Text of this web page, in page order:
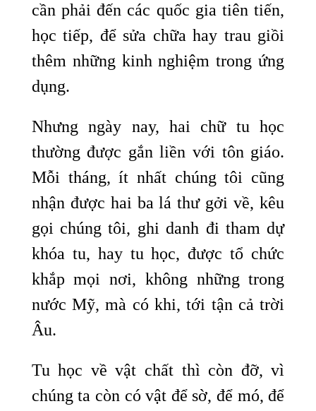
cần phải đến các quốc gia tiên tiến,
học tiếp, để sửa chữa hay trau giồi
thêm những kinh nghiệm trong ứng
dụng.
Nhưng ngày nay, hai chữ tu học
thường được gắn liền với tôn giáo.
Mỗi tháng, ít nhất chúng tôi cũng
nhận được hai ba lá thư gởi về, kêu
gọi chúng tôi, ghi danh đi tham dự
khóa tu, hay tu học, được tổ chức
khắp mọi nơi, không những trong
nước Mỹ, mà có khi, tới tận cả trời
Âu.
Tu học về vật chất thì còn đỡ, vì
chúng ta còn có vật để sờ, để mó, để